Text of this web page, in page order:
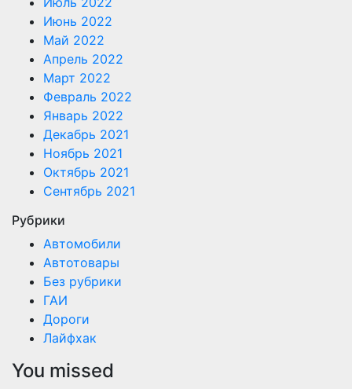
Июнь 2022
Май 2022
Апрель 2022
Март 2022
Февраль 2022
Январь 2022
Декабрь 2021
Ноябрь 2021
Октябрь 2021
Сентябрь 2021
Рубрики
Автомобили
Автотовары
Без рубрики
ГАИ
Дороги
Лайфхак
You missed